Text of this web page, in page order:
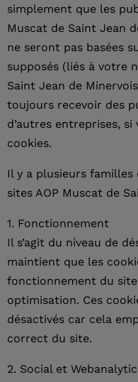
simplement que les
Muscat de Saint Jean
ne seront pas basées
supposés (liés à votre
Saint Jean de
toujours recevoir des
d’autres entreprises, si
cookies.
Il y a plusieurs familles
sites AOP Muscat de
1. Fonctionnement
Il s’agit du niveau de
maintient que les
fonctionnement du
optimisation. Ces
désactivés car cela
correct du site.
2. Social et